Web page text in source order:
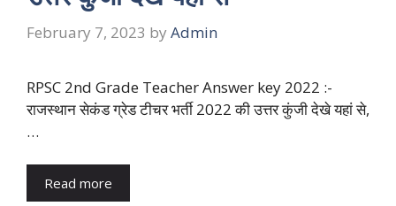
February 7, 2023 by Admin
RPSC 2nd Grade Teacher Answer key 2022 :-
राजस्थान सेकंड ग्रेड टीचर भर्ती 2022 की उत्तर कुंजी देखे यहां से,
…
Read more